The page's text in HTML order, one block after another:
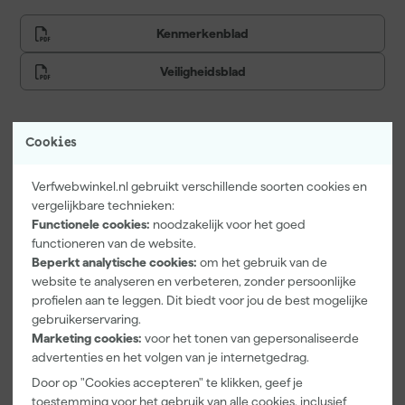
Cookies
Verfwebwinkel.nl gebruikt verschillende soorten cookies en
vergelijkbare technieken:
Functionele cookies: noodzakelijk voor het goed
functioneren van de website.
Beperkt analytische cookies: om het gebruik van de
website te analyseren en verbeteren, zonder persoonlijke
profielen aan te leggen. Dit biedt voor jou de best mogelijke
gebruikerservaring.
Marketing cookies: voor het tonen van gepersonaliseerde
advertenties en het volgen van je internetgedrag.
Door op "Cookies accepteren" te klikken, geef je
toestemming voor het gebruik van alle cookies, inclusief
Kenmerkenblad
Veiligheidsblad
Vaak gekocht met
Absolute Matt
Onze Top 10
3308-24
And Go